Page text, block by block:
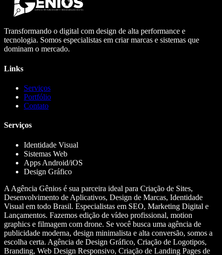
Transformando o digital com design de alta performance e
tecnologia. Somos especialistas em criar marcas e sistemas que
dominam o mercado.
Links
Serviços
Portfólio
Contato
Serviços
Identidade Visual
Sistemas Web
Apps Android/iOS
Design Gráfico
A Agência Gênios é sua parceira ideal para Criação de Sites,
Desenvolvimento de Aplicativos, Design de Marcas, Identidade
Visual em todo Brasil. Especialistas em SEO, Marketing Digital e
Lançamentos. Fazemos edição de vídeo profissional, motion
graphics e filmagem com drone. Se você busca uma agência de
publicidade moderna, design minimalista e alta conversão, somos a
escolha certa. Agência de Design Gráfico, Criação de Logotipos,
Branding, Web Design Responsivo, Criação de Landing Pages de